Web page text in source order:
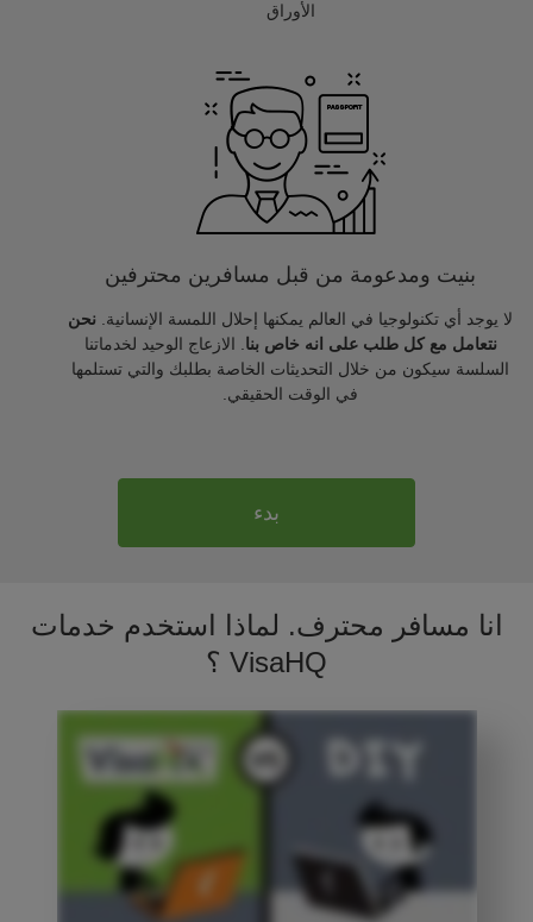
الأوراق
بنيت ومدعومة من قبل مسافرين محترفين
لا يوجد أي تكنولوجيا في العالم يمكنها إحلال اللمسة الإنسانية. نحن
نتعامل مع كل طلب على انه خاص بنا . الازعاج الوحيد لخدماتنا
السلسة سيكون من خلال التحديثات الخاصة بطلبك والتي تستلمها
في الوقت الحقيقي.
بدء
انا مسافر محترف. لماذا استخدم خدمات
VisaHQ ؟